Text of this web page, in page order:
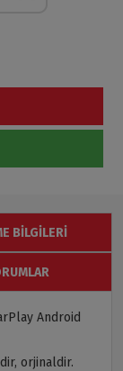
BILGILERI
Android
orjinaldir.